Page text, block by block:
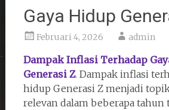
Gaya Hidup
Februari 4, 2026 admin
Dampak Inflasi Terhadap
Generasi Z. Dampak inflasi
hidup Generasi Z menjadi
relevan dalam beberapa tahun